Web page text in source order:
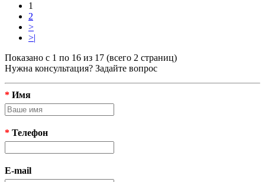
1
2
>
>|
Показано с 1 по 16 из 17 (всего 2 страниц)
Нужна консультация? Задайте вопрос
* Имя
* Телефон
E-mail